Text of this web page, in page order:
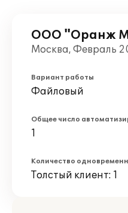
ООО "Оранж
Москва, Февраль
Вариант работы
Файловый
Общее число
1
Количество
Толстый клиент: 1